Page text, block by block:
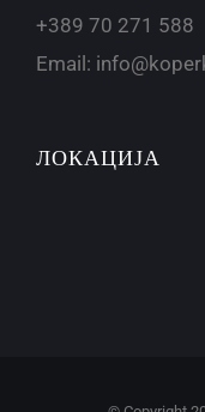
+389 70 271 588
Email:
ЛОКАЦИЈА